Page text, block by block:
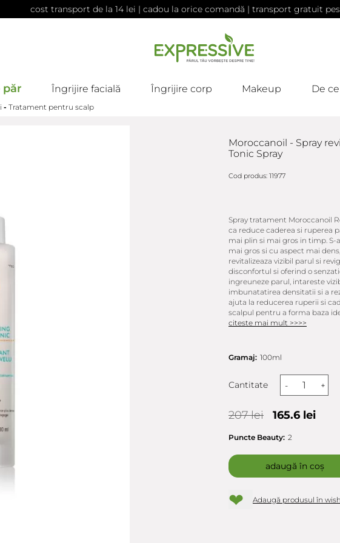
cost transport de la 14 lei | cadou la orice comandă | transport gratuit
păr Îngrijire facială Îngrijire corp Makeup De
- Tratament pentru scalp
Moroccanoil - Spray
Tonic Spray
Cod produs: 11977
Spray tratament Moroccanoil
ca reduce caderea si ruperea
mai plin si mai gros in timp.
mai gros si cu aspect mai
revitalizeaza vizibil parul si
disconfortul si oferind o
ingreuneze parul, intareste
imbunatatirea densitatii si a
ajuta la reducerea ruperii si
scalpul pentru a forma baza
citeste mai mult >>>>
Gramaj: 100ml
Cantitate - +
207 lei 165.6 lei
Puncte Beauty: 2
adaugă în coș
❤ Adaugă produsul în